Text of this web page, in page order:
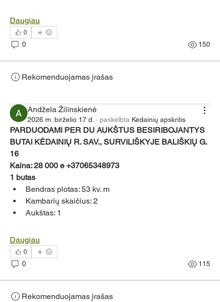
Daugiau
0
0 150
Rekomenduojamas įrašas
Andžela Žilinskienė
2026 m. birželio 17 d. · paskelbta Kėdainių apskritis
PARDUODAMI PER DU AUKŠTUS BESIRIBOJANTYS
BUTAI KĖDAINIŲ R. SAV., SURVILIŠKYJE BALIŠKIŲ G.
16
Kaina: 28 000 e +37065348973
1 butas
Bendras plotas: 53 kv. m
Kambarių skaičius: 2
Aukštas: 1
Daugiau
0
0 115
Rekomenduojamas įrašas